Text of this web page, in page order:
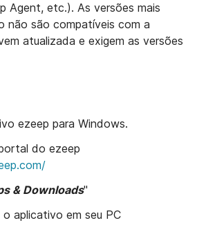
Agent, etc.). As versões mais
não são compatíveis com a
atualizada e exigem as versões
ezeep para Windows.
do ezeep
& Downloads"
aplicativo em seu PC